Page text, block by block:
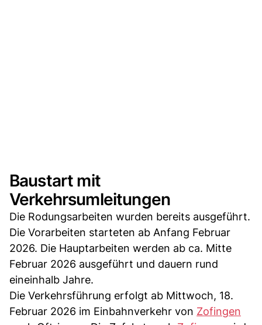
Baustart mit
Verkehrsumleitungen
Die Rodungsarbeiten wurden bereits ausgeführt.
Die Vorarbeiten starteten ab Anfang Februar
2026. Die Hauptarbeiten werden ab ca. Mitte
Februar 2026 ausgeführt und dauern rund
eineinhalb Jahre.
Die Verkehrsführung erfolgt ab Mittwoch, 18.
Februar 2026 im Einbahnverkehr von Zofingen